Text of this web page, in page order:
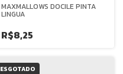
MAXMALLOWS DOCILE PINTA
LINGUA
R$8,25
ESGOTADO